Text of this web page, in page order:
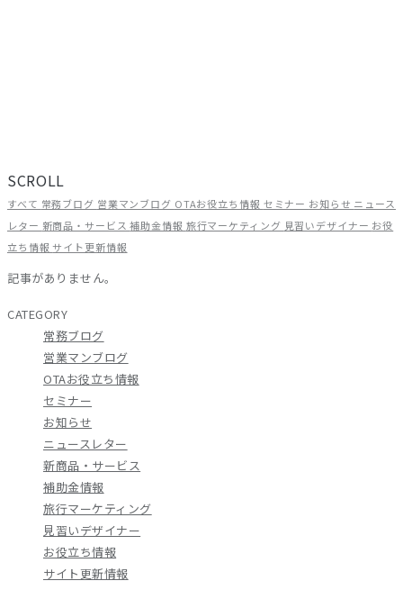
SCROLL
すべて 常務ブログ 営業マンブログ OTAお役立ち情報 セミナー お知らせ ニュース
レター 新商品・サービス補助金情報 旅行マーケティング 見習いデザイナー お役
立ち情報サイト更新情報
記事がありません。
CATEGORY
常務ブログ
営業マンブログ
OTAお役立ち情報
セミナー
お知らせ
ニュースレター
新商品・サービス
補助金情報
旅行マーケティング
見習いデザイナー
お役立ち情報
サイト更新情報